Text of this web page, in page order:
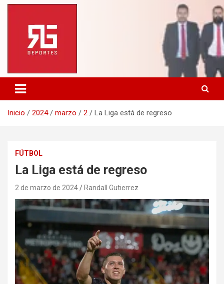
Saltar
contenido
Inicio 2024 marzo 2 La Liga está de regreso
FÚTBOL
La Liga está de regreso
2 de marzo de 2024 Randall Gutierrez